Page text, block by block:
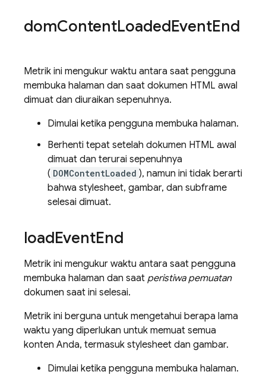
domContentLoadedEventEnd
Metrik ini mengukur waktu antara saat pengguna
membuka halaman dan saat dokumen HTML awal
dimuat dan diuraikan sepenuhnya.
Dimulai ketika pengguna membuka halaman.
Berhenti tepat setelah dokumen HTML awal
dimuat dan terurai sepenuhnya
( DOMContentLoaded ), namun ini tidak berarti
bahwa stylesheet, gambar, dan subframe
selesai dimuat.
loadEventEnd
Metrik ini mengukur waktu antara saat pengguna
membuka halaman dan saat peristiwa pemuatan
dokumen saat ini selesai.
Metrik ini berguna untuk mengetahui berapa lama
waktu yang diperlukan untuk memuat semua
konten Anda, termasuk stylesheet dan gambar.
Dimulai ketika pengguna membuka halaman.